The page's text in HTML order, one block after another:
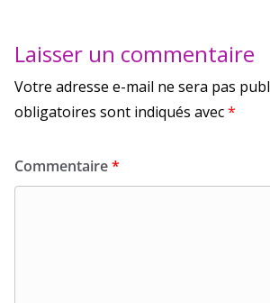
Laisser un commentaire
Votre adresse e-mail ne sera pas
obligatoires sont indiqués avec*
Commentaire*